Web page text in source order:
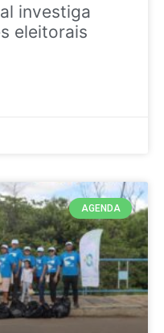
investiga
eleitorais
AGENDA